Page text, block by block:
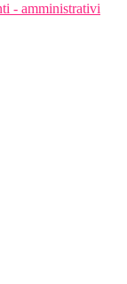
- amministrativi